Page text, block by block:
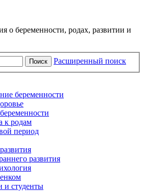
о беременности, родах, развитии и
Поиск Расширенный поиск
беременности
к родам
период
развития
и студенты